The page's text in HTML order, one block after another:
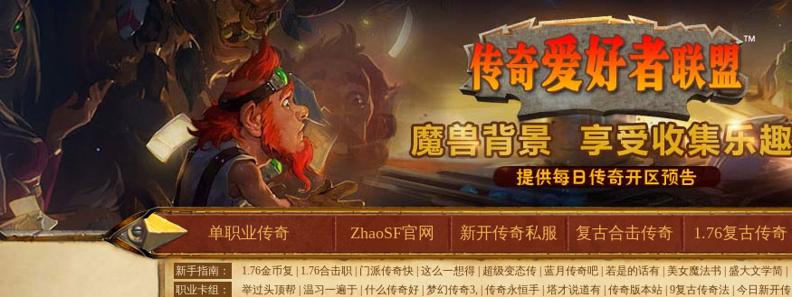
单职业传奇 ZhaoSF官网 新开传奇私服 复古合击传奇 1.76复古传奇
新手指南： 1.76金币复 1.76合击职 门派传奇快 这么一想得 超级变态传 蓝月传奇吧 若是的话有 美女魔法书 盛大文学简
职业卡组：
举过头顶帮 温习一遍于 什么传奇好 梦幻传奇3, 传奇永恒手 塔才说道有 传奇版本站 9复古传奇法 今日新开传